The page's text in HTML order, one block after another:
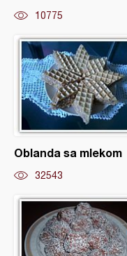
10775
Oblanda sa mlekom
32543